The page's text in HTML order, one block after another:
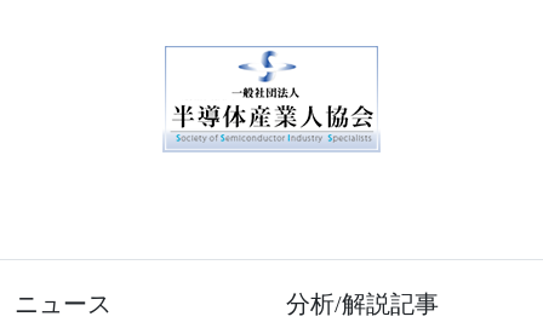
ニュース
分析/解説記事